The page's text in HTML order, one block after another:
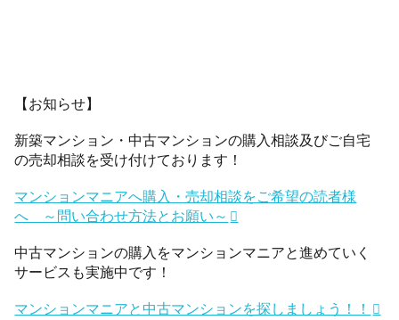
【お知らせ】
新築マンション・中古マンションの購入相談及びご自宅
の売却相談を受け付けております！
マンションマニアへ購入・売却相談をご希望の読者様
へ ～問い合わせ方法とお願い～
中古マンションの購入をマンションマニアと進めていく
サービスも実施中です！
マンションマニアと中古マンションを探しましょう！！